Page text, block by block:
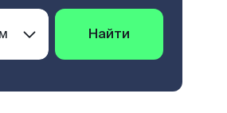
Найти